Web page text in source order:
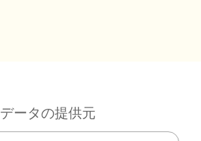
データの提供元